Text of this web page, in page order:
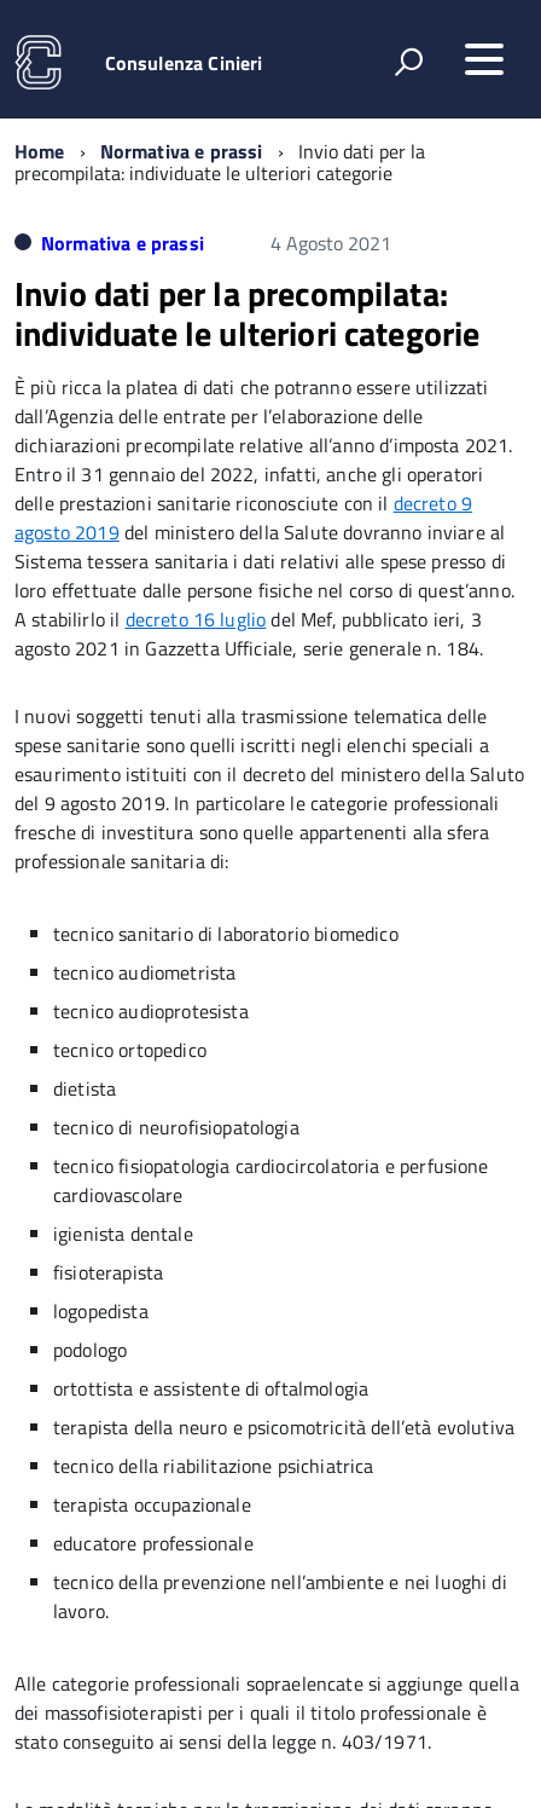
Consulenza Cinieri
Home Normativa e prassi Invio dati per la
precompilata: individuate le ulteriori categorie
Normativa e prassi 4 Agosto 2021
Invio dati per la precompilata:
individuate le ulteriori categorie
È più ricca la platea di dati che potranno essere utilizzati
dall’Agenzia delle entrate per l’elaborazione delle
dichiarazioni precompilate relative all’anno d’imposta 2021.
Entro il 31 gennaio del 2022, infatti, anche gli operatori
delle prestazioni sanitarie riconosciute con il decreto 9
agosto 2019del ministero della Salute dovranno inviare al
Sistema tessera sanitaria i dati relativi alle spese presso di
loro effettuate dalle persone fisiche nel corso di quest’anno.
A stabilirlo il decreto 16 lugliodel Mef, pubblicato ieri, 3
agosto 2021 in Gazzetta Ufficiale, serie generale n. 184.
I nuovi soggetti tenuti alla trasmissione telematica delle
spese sanitarie sono quelli iscritti negli elenchi speciali a
esaurimento istituiti con il decreto del ministero della Saluto
del 9 agosto 2019. In particolare le categorie professionali
fresche di investitura sono quelle appartenenti alla sfera
professionale sanitaria di:
tecnico sanitario di laboratorio biomedico
tecnico audiometrista
tecnico audioprotesista
tecnico ortopedico
dietista
tecnico di neurofisiopatologia
tecnico fisiopatologia cardiocircolatoria e perfusione
cardiovascolare
igienista dentale
fisioterapista
logopedista
podologo
ortottista e assistente di oftalmologia
terapista della neuro e psicomotricità dell’età evolutiva
tecnico della riabilitazione psichiatrica
terapista occupazionale
educatore professionale
tecnico della prevenzione nell’ambiente e nei luoghi di
lavoro.
Alle categorie professionali sopraelencate si aggiunge quella
dei massofisioterapisti per i quali il titolo professionale è
stato conseguito ai sensi della legge n. 403/1971.